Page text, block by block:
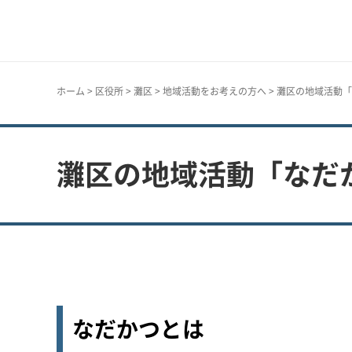
ホーム > 区役所> 灘区> 地域活動をお考えの方へ > 灘区の地域活動「
灘区の地域活動「なだ
なだかつとは